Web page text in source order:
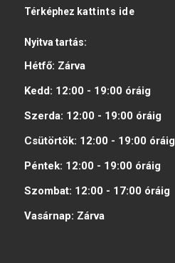
Térképhez kattints ide
Nyitva tartás:
Hétfő: Zárva
Kedd: 12:00 - 19:00 óráig
Szerda: 12:00 - 19:00 óráig
Csütörtök: 12:00 - 19:00 óráig
Péntek: 12:00 - 19:00 óráig
Szombat: 12:00 - 17:00 óráig
Vasárnap: Zárva